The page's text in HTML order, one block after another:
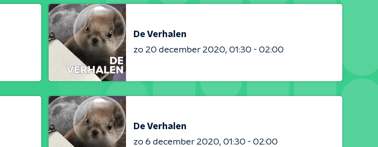
De Verhalen
zo 20 december 2020 01:30 - 02:00
De Verhalen
zo 6 december 2020 01:30 - 02:00